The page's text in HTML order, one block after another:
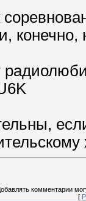
комментарии
[